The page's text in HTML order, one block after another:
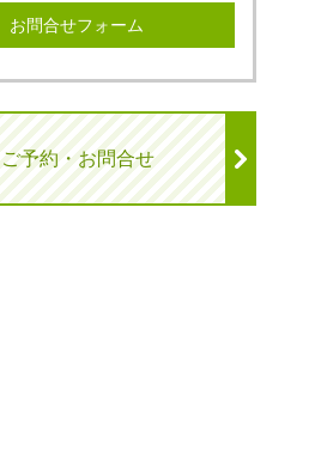
お問合せフォーム
ご予約・お問合せ